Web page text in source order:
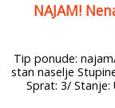
NAJAM!
Tip ponude:
stan naselje
Sprat: 3/ Stanje: